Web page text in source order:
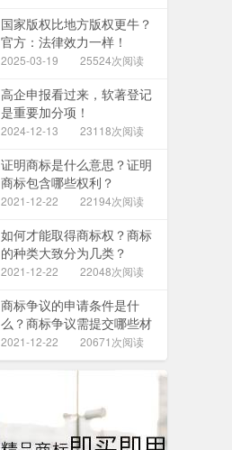
国家版权比地方版权更牛？
官方：法律效力一样！
2025-03-19 25524次阅读
高企申报看过来，软著登记
是重要加分项！
2024-12-13 23118次阅读
证明商标是什么意思？证明
商标包含哪些权利？
2021-12-22 22194次阅读
如何才能取得商标权？商标
的种类大致分为几类？
2021-12-22 22048次阅读
商标争议的申请条件是什
么？商标争议需提交哪些材
料？
2021-12-22 20671次阅读